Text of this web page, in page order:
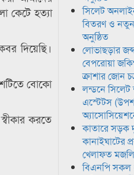
কেটে হত্যা
দিয়েছি।
বোকো
করতে
সিলেট
বিতরণ ও নতুন
অনুষ্ঠিত
লোভাছড়ার
বেপরোয়া
ক্রাশার জোন
লন্ডনে সিলেট
এস্টেটস
কাতারে সড়ক
কানাইঘাটের
খেলাফত
বিএনপি সকল